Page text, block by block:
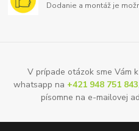
Dodanie a montáž je
V prípade otázok sme Vám
whatsapp na +421 948 751 843
písomne na e-mailovej